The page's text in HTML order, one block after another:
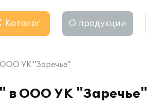
Каталог О продукции
ООО УК "Заречье"
в ООО УК "Заречье"